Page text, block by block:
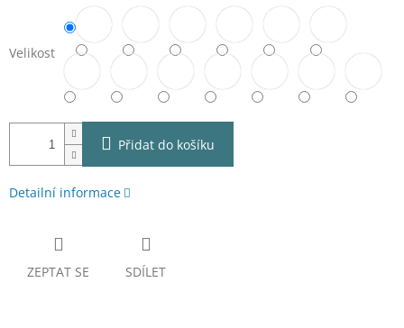
Velikost
Přidat do košíku
Detailní informace
ZEPTAT SE SDÍLET